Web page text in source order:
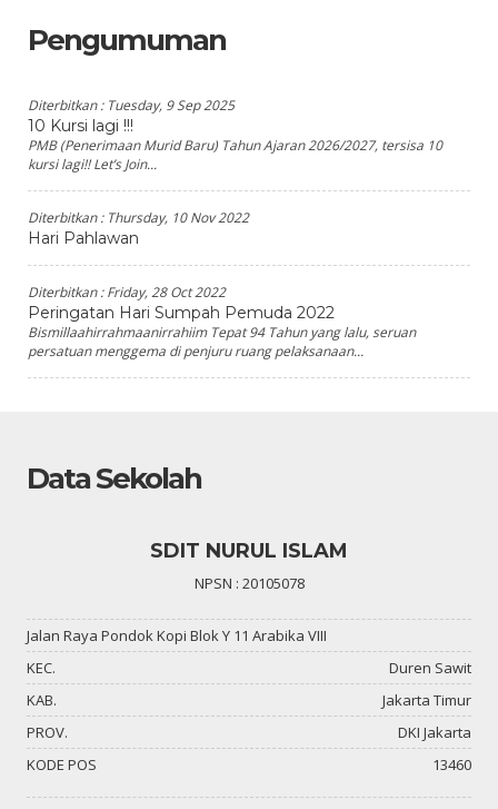
Pengumuman
Diterbitkan : Tuesday, 9 Sep 2025
10 Kursi lagi !!!
PMB (Penerimaan Murid Baru) Tahun Ajaran 2026/2027, tersisa 10
kursi lagi!! Let’s Join...
Diterbitkan : Thursday, 10 Nov 2022
Hari Pahlawan
Diterbitkan :Friday, 28 Oct 2022
Peringatan Hari Sumpah Pemuda 2022
Bismillaahirrahmaanirrahiim Tepat 94 Tahun yang lalu, seruan
persatuan menggema di penjuru ruang pelaksanaan...
Data Sekolah
SDIT NURUL ISLAM
NPSN : 20105078
Jalan Raya Pondok Kopi Blok Y 11 Arabika VIII
KEC.
Duren Sawit
KAB.
Jakarta Timur
PROV.
DKI Jakarta
KODE POS
13460